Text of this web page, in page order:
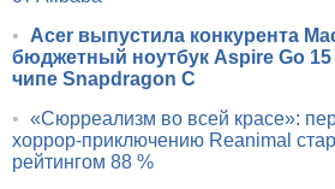
•
Acer выпустила конкурента
бюджетный ноутбук Aspire Go 15
чипе Snapdragon C
• «Сюрреализм во всей красе»:
хоррор-приключению Reanimal
рейтингом 88 %